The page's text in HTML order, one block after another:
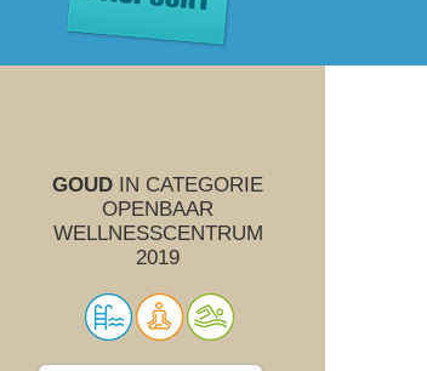
GOUD IN CATEGORIE
OPENBAAR
WELLNESSCENTRUM
2019